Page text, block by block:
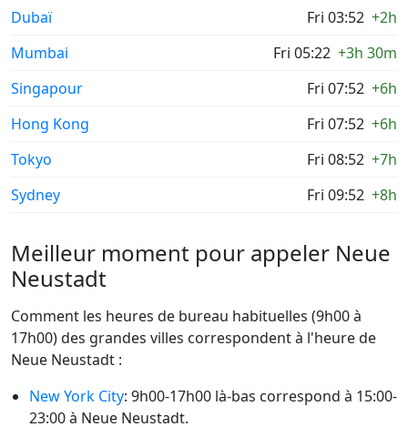
Dubaï
Fri 03:52 +2h
Mumbai
Fri 05:22 +3h 30m
Singapour
Fri 07:52 +6h
Hong Kong
Fri 07:52 +6h
Tokyo
Fri 08:52 +7h
Sydney
Fri 09:52 +8h
Meilleur moment pour appeler Neue
Neustadt
Comment les heures de bureau habituelles (9h00 à
17h00) des grandes villes correspondent à l'heure de
Neue Neustadt :
New York City: 9h00-17h00 là-bas correspond à 15:00-
23:00 à Neue Neustadt.